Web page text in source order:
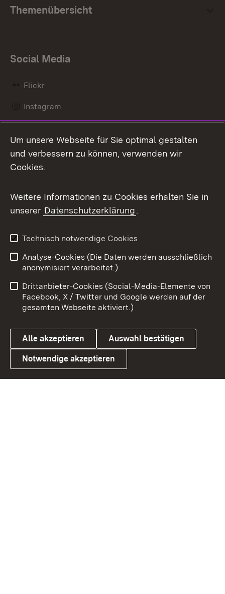
Themenübersicht
Social Media
Flickr
Instagram
Mastodon
Messenger
Social Wall
X / Twitter
Youtube
Link zum Landesportal
Benutzungshinweise
Barrierefreiheit
Datenschutz
Cookies
Um unsere Webseite für Sie optimal gestalten
und verbessern zu können, verwenden wir
Cookies.
Weitere Informationen zu Cookies erhalten Sie in
unserer Datenschutzerklärung.
Technisch notwendige Cookies
Analyse-Cookies (Die Daten werden ausschließlich
anonymisiert verarbeitet.)
Drittanbieter-Cookies (Social-Media-Elemente von
Facebook, X / Twitter und Google werden auf der
gesamten Webseite aktiviert.)
Alle akzeptieren Auswahl bestätigen
Notwendige akzeptieren